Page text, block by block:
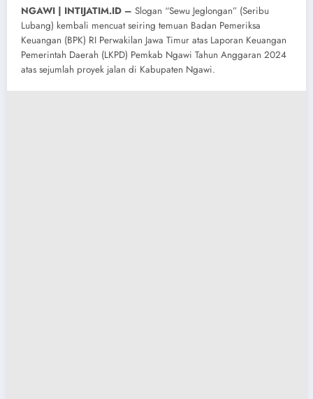
NGAWI | INTIJATIM.ID – Slogan “Sewu Jeglongan” (Seribu
Lubang) kembali mencuat seiring temuan Badan Pemeriksa
Keuangan (BPK) RI Perwakilan Jawa Timur atas Laporan Keuangan
Pemerintah Daerah (LKPD) Pemkab Ngawi Tahun Anggaran 2024
atas sejumlah proyek jalan di Kabupaten Ngawi.